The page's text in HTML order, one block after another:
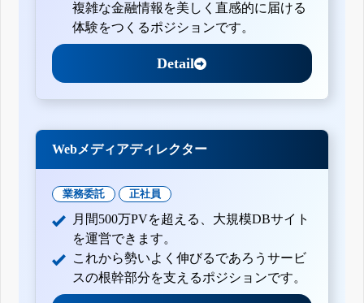
複雑な金融情報を美しく直感的に届ける
体験をつくるポジションです。
Detail
Webメディアディレクター
業務委託 正社員
月間500万PVを超える、大規模DBサイト
を運営できます。
これから勢いよく伸びるであろうサービ
スの根幹部分を支えるポジションです。